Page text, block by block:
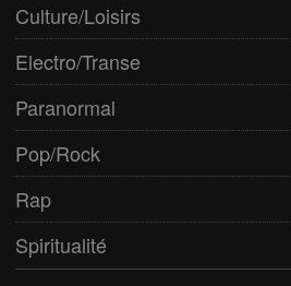
Culture/Loisirs
Electro/Transe
Paranormal
Pop/Rock
Rap
Spiritualité